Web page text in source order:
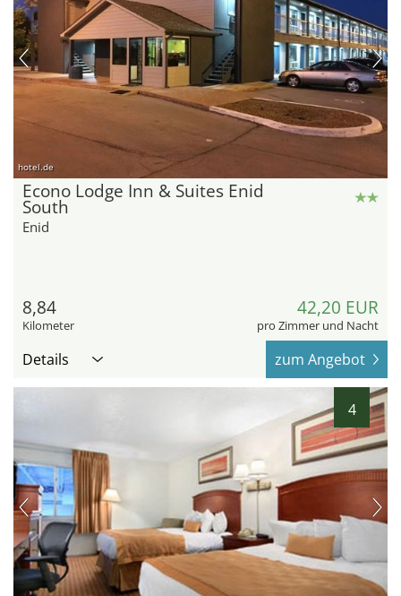
hotel.de
Econo Lodge Inn & Suites Enid
South
Enid
8,84
Kilometer
42,20 EUR
pro Zimmer und Nacht
Details zum Angebot
4